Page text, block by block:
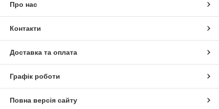
Про нас
Контакти
Доставка та оплата
Графік роботи
Повна версія сайту